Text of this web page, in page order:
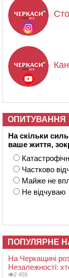
ОПИТУВАННЯ
На скільки
ваше життя,
Частково
Майже не
Не відчуваю
ПОПУЛЯРНЕ
На Черкащині
Незалежності:
2 459